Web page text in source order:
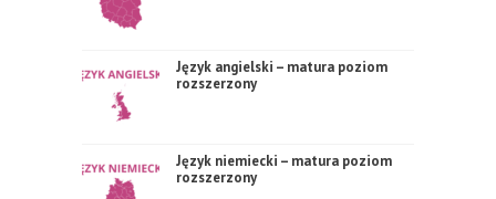
Język angielski – matura poziom
rozszerzony
Język niemiecki – matura poziom
rozszerzony